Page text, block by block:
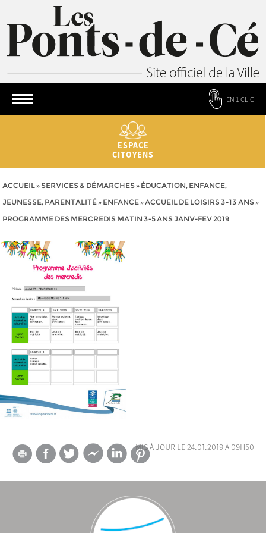
EN 1 CLIC
ESPACE
CITOYENS
ACCUEIL» SERVICES & DÉMARCHES» ÉDUCATION, ENFANCE,
JEUNESSE, PARENTALITÉ» ENFANCE»ACCUEIL DE LOISIRS 3-13 ANS»
PROGRAMME DES MERCREDIS MATIN 3-5 ANS JANV-FEV 2019
mis à jour le 24.01.2019 à 09h50